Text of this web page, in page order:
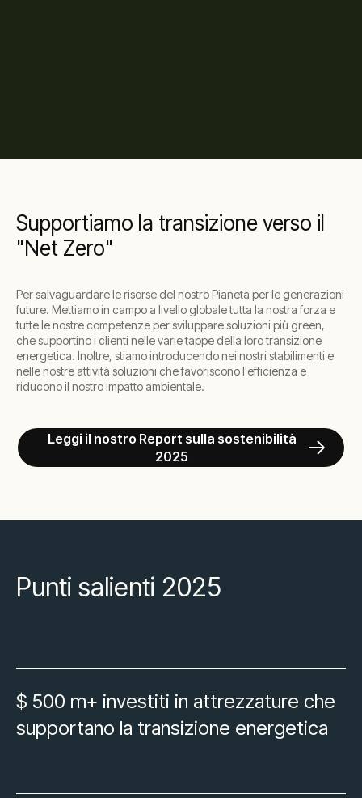
Supportiamo la transizione verso il
"Net Zero"
Per salvaguardare le risorse del nostro Pianeta per le generazioni
future. Mettiamo in campo a livello globale tutta la nostra forza e
tutte le nostre competenze per sviluppare soluzioni più green,
che supportino i clienti nelle varie tappe della loro transizione
energetica. Inoltre, stiamo introducendo nei nostri stabilimenti e
nelle nostre attività soluzioni che favoriscono l'efficienza e
riducono il nostro impatto ambientale.
Leggi il nostro Report sulla sostenibilità
2025
Punti salienti 2025
$ 500 m+ investiti in attrezzature che
supportano la transizione energetica